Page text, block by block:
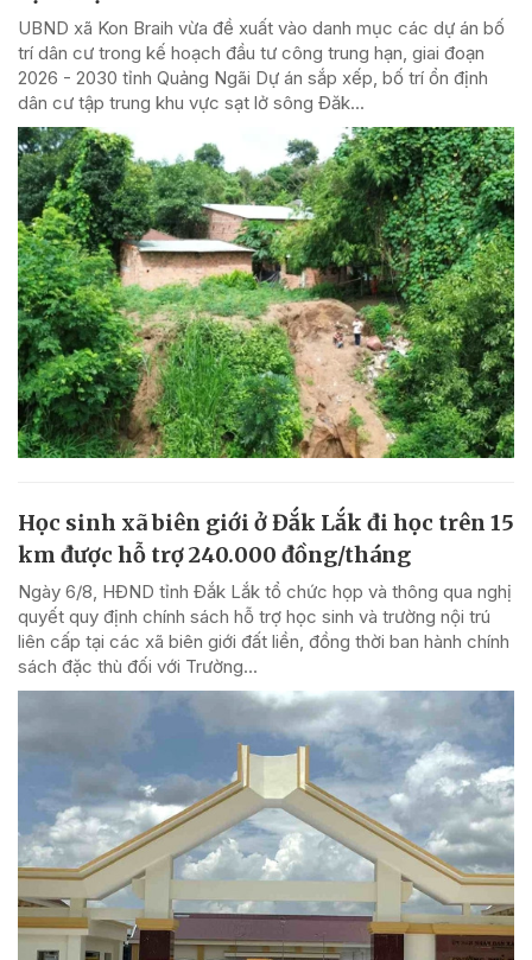
UBND xã Kon Braih vừa đề xuất vào danh mục các dự án bố
trí dân cư trong kế hoạch đầu tư công trung hạn, giai đoạn
2026 - 2030 tỉnh Quảng Ngãi Dự án sắp xếp, bố trí ổn định
dân cư tập trung khu vực sạt lở sông Đăk...
Học sinh xã biên giới ở Đắk Lắk đi học trên 15
km được hỗ trợ 240.000 đồng/tháng
Ngày 6/8, HĐND tỉnh Đắk Lắk tổ chức họp và thông qua nghị
quyết quy định chính sách hỗ trợ học sinh và trường nội trú
liên cấp tại các xã biên giới đất liền, đồng thời ban hành chính
sách đặc thù đối với Trường...